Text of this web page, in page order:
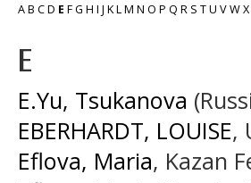
AB CD E FG H I J KLM N O P Q R S TU VWX
E
E.Yu, Tsukanova
EBERHARDT, LOUISE,
Eflova, Maria, Kazan